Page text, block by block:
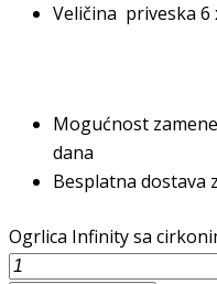
Veličina priveska 6
Mogućnost
dana
Besplatna dostava
Ogrlica Infinity sa